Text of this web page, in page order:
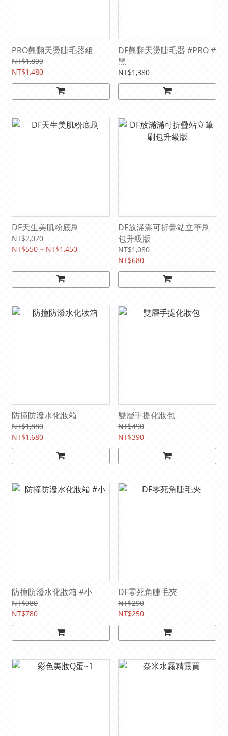
PRO翹翻天燙睫毛器組
NT$1,899
NT$1,480
DF翹翻天燙睫毛器 #PRO #
黑
NT$1,380
DF天生美肌粉底刷
NT$2,070
NT$550 ~ NT$1,450
DF放滿滿可折疊站立筆刷
包升級版
NT$1,080
NT$680
防撞防潑水化妝箱
NT$1,880
NT$1,680
雙層手提化妝包
NT$490
NT$390
防撞防潑水化妝箱 #小
NT$980
NT$780
DF零死角睫毛夾
NT$290
NT$250